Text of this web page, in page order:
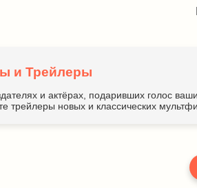
и Трейлеры
и актёрах, подаривших голос
трейлеры новых и классических